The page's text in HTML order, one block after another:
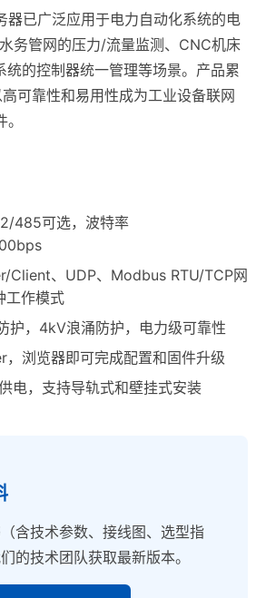
器已广泛应用于电力自动化系统的电
务管网的压力/流量监测、CNC机床
统的控制器统一管理等场景。产品累
可靠性和易用性成为工业设备联网
485可选，波特率
Client、UDP、Modbus RTU/TCP网
工作模式
护，4kV浪涌防护，电力级可靠性
，浏览器即可完成配置和固件升级
电，支持导轨式和壁挂式安装
含技术参数、接线图、选型指
的技术团队获取最新版本。